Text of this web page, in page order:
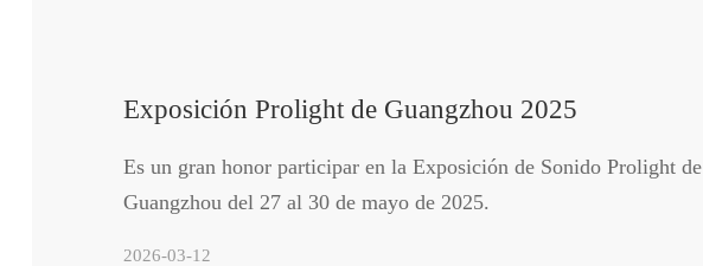
Exposición Prolight de Guangzhou 2025
Es un gran honor participar en la Exposición de Sonido Prolight de
Guangzhou del 27 al 30 de mayo de 2025.
2026-03-12